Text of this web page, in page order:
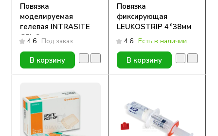
Повязка
моделируемая
гелевая INTRASITE
GEL 8г.
4.6 Под заказ
В корзину
Повязка
фиксирующая
LEUKOSTRIP 4*38мм
4.6 Есть в наличии
В корзину